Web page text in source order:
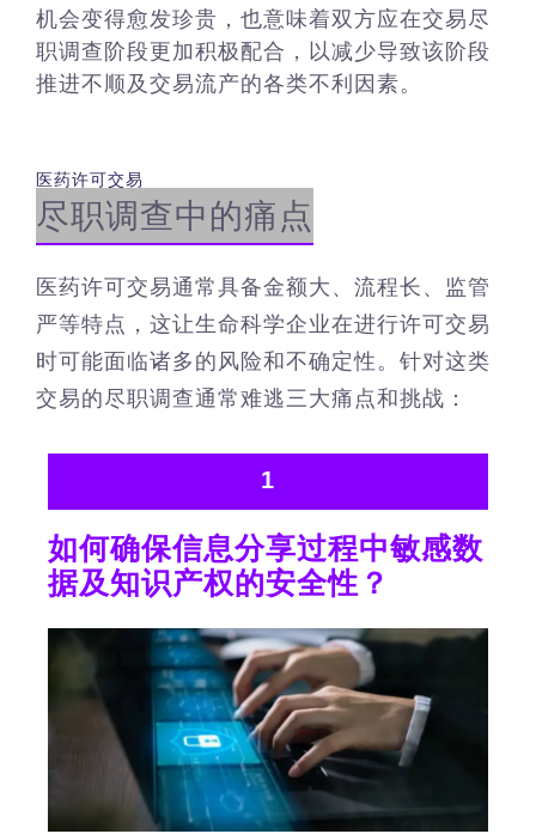
机会变得愈发珍贵，也意味着双方应在交易尽
职调查阶段更加积极配合，以减少导致该阶段
推进不顺及交易流产的各类不利因素。
医药许可交易
尽职调查中的痛点
医药许可交易通常具备金额大、流程长、监管
严等特点，这让生命科学企业在进行许可交易
时可能面临诸多的风险和不确定性。针对这类
交易的尽职调查通常难逃三大痛点和挑战：
1
如何确保信息分享过程中敏感数
据及知识产权的安全性？